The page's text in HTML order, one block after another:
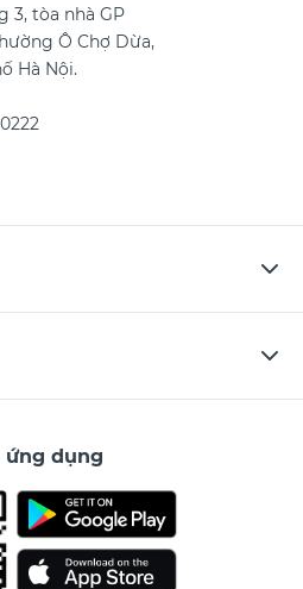
3, tòa nhà GP
Ô Chợ Dừa,
Hà Nội.
ứng dụng